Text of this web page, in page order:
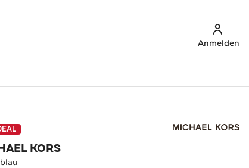
Anmelden
KORS